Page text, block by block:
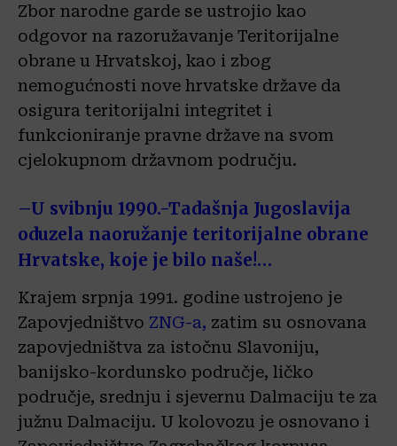
Zbor narodne garde se ustrojio kao
odgovor na razoružavanje Teritorijalne
obrane u Hrvatskoj, kao i zbog
nemogućnosti nove hrvatske države da
osigura teritorijalni integritet i
funkcioniranje pravne države na svom
cjelokupnom državnom području.
–U svibnju 1990.-Tadašnja Jugoslavija
oduzela naoružanje teritorijalne obrane
Hrvatske, koje je bilo naše!…
Krajem srpnja 1991. godine ustrojeno je
Zapovjedništvo ZNG-a, zatim su osnovana
zapovjedništva za istočnu Slavoniju,
banijsko-kordunsko područje, ličko
područje, srednju i sjevernu Dalmaciju te za
južnu Dalmaciju. U kolovozu je osnovano i